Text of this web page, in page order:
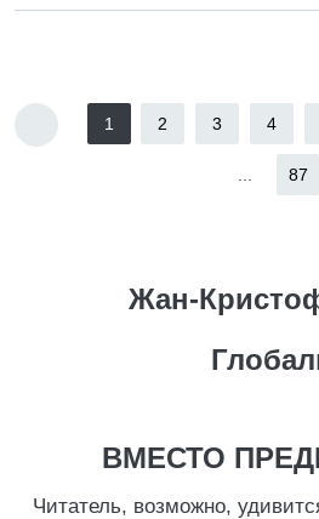
1 2 3 4
87
Жан-
ВМЕСТО
Читатель, возможно,